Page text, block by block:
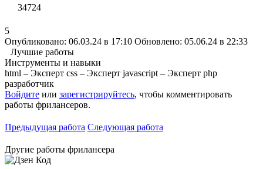
34724
5
Опубликовано: 06.03.24 в 17:10 Обновлено: 05.06.24 в 22:33
Лучшие работы
Инструменты и навыки
html – Эксперт css – Эксперт javascript – Эксперт php
разработчик
Войдите или зарегистрируйтесь, чтобы комментировать
работы фрилансеров.
Предыдущая работа Следующая работа
Другие работы фрилансера